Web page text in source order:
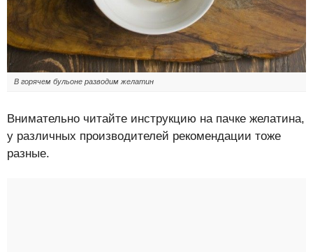
В горячем бульоне разводим желатин
Внимательно читайте инструкцию на пачке желатина,
у различных производителей рекомендации тоже
разные.